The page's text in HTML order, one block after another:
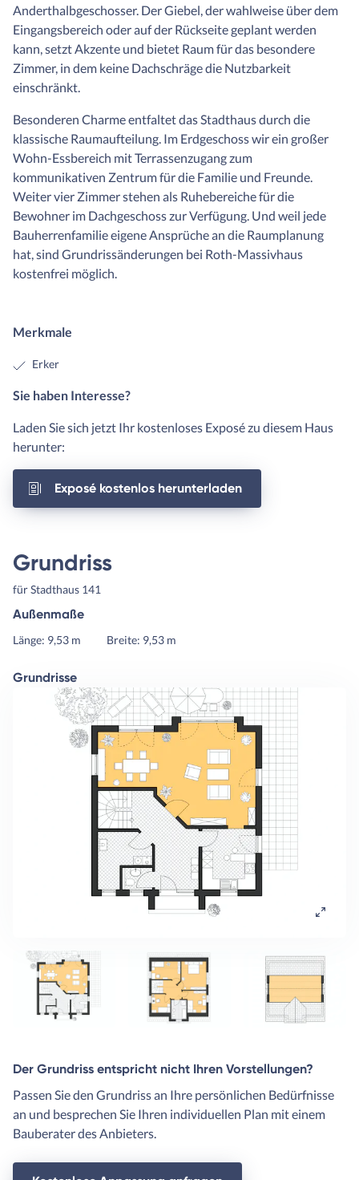
Anderthalbgeschosser. Der Giebel, der wahlweise über dem
Eingangsbereich oder auf der Rückseite geplant werden
kann, setzt Akzente und bietet Raum für das besondere
Zimmer, in dem keine Dachschräge die Nutzbarkeit
einschränkt.
Besonderen Charme entfaltet das Stadthaus durch die
klassische Raumaufteilung. Im Erdgeschoss wir ein großer
Wohn-Essbereich mit Terrassenzugang zum
kommunikativen Zentrum für die Familie und Freunde.
Weiter vier Zimmer stehen als Ruhebereiche für die
Bewohner im Dachgeschoss zur Verfügung. Und weil jede
Bauherrenfamilie eigene Ansprüche an die Raumplanung
hat, sind Grundrissänderungen bei Roth-Massivhaus
kostenfrei möglich.
Merkmale
Erker
Sie haben Interesse?
Laden Sie sich jetzt Ihr kostenloses Exposé zu diesem Haus
herunter:
Exposé kostenlos herunterladen
Grundriss
für Stadthaus 141
Außenmaße
Länge: 9,53 m Breite: 9,53 m
Grundrisse
Der Grundriss entspricht nicht Ihren Vorstellungen?
Passen Sie den Grundriss an Ihre persönlichen Bedürfnisse
an und besprechen Sie Ihren individuellen Plan mit einem
Bauberater des Anbieters.